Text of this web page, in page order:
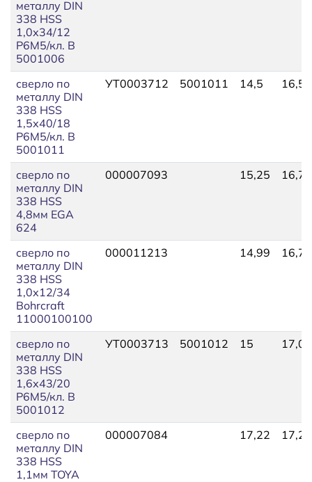
металлу DIN
338 HSS
1,0х34/12
Р6М5/кл. В
5001006
сверло по
металлу DIN
338 HSS
1,5х40/18
Р6М5/кл. В
5001011
УТ0003712 5001011 14,5 16,50
сверло по
металлу DIN
338 HSS
4,8мм EGA
624
000007093 15,25 16,73
сверло по
металлу DIN
338 HSS
1,0х12/34
Bohrcraft
11000100100
000011213 14,99 16,75
сверло по
металлу DIN
338 HSS
1,6х43/20
Р6М5/кл. В
5001012
УТ0003713 5001012 15 17,00
сверло по
металлу DIN
338 HSS
1,1мм TOYA
000007084 17,22 17,22